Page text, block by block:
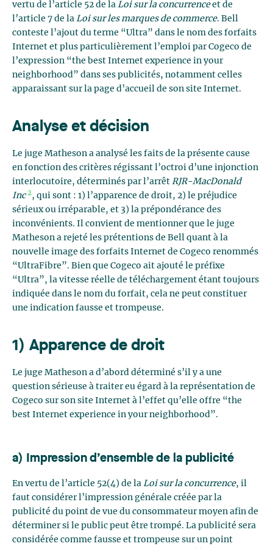
vertu de l’article 52 de la Loi sur la concurrenceet de
l’article 7 de la Loi sur les marques de commerce. Bell
conteste l’ajout du terme “Ultra” dans le nom des forfaits
Internet et plus particulièrement l’emploi par Cogeco de
l’expression “the best Internet experience in your
neighborhood” dans ses publicités, notamment celles
apparaissant sur la page d’accueil de son site Internet.
Analyse et décision
Le juge Matheson a analysé les faits de la présente cause
en fonction des critères régissant l’octroi d’une injonction
interlocutoire, déterminés par l’arrêt RJR-MacDonald
Inc 2, qui sont : 1) l’apparence de droit, 2) le préjudice
sérieux ou irréparable, et 3) la prépondérance des
inconvénients. Il convient de mentionner que le juge
Matheson a rejeté les prétentions de Bell quant à la
nouvelle image des forfaits Internet de Cogeco renommés
“UltraFibre”. Bien que Cogeco ait ajouté le préfixe
“Ultra”, la vitesse réelle de téléchargement étant toujours
indiquée dans le nom du forfait, cela ne peut constituer
une indication fausse et trompeuse.
1) Apparence de droit
Le juge Matheson a d’abord déterminé s’il y a une
question sérieuse à traiter eu égard à la représentation de
Cogeco sur son site Internet à l’effet qu’elle offre “the
best Internet experience in your neighborhood”.
a) Impression d’ensemble de la publicité
En vertu de l’article 52(4) de la Loi sur la concurrence, il
faut considérer l’impression générale créée par la
publicité du point de vue du consommateur moyen afin de
déterminer si le public peut être trompé. La publicité sera
considérée comme fausse et trompeuse sur un point